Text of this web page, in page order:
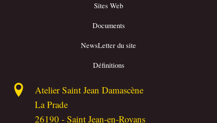
Sites Web
Documents
NewsLetter du site
Définitions
Atelier Saint Jean Damascène
La Prade
26190 -Saint Jean-en-Royans